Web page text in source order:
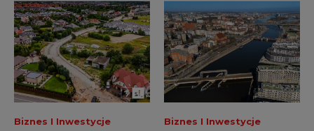
zapytania....
Biznes I Inwestycje Biznes I Inwestycje